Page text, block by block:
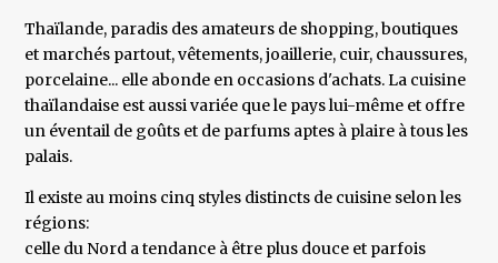
Thaïlande, paradis des amateurs de shopping, boutiques
et marchés partout, vêtements, joaillerie, cuir, chaussures,
porcelaine... elle abonde en occasions d'achats. La cuisine
thaïlandaise est aussi variée que le pays lui-même et offre
un éventail de goûts et de parfums aptes à plaire à tous les
palais.
Il existe au moins cinq styles distincts de cuisine selon les
régions:
celle du Nord a tendance à être plus douce et parfois